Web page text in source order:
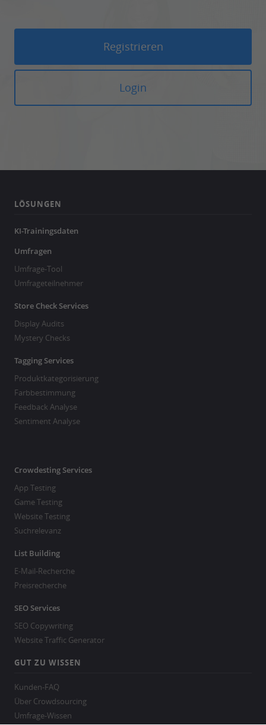
Registrieren
Login
LÖSUNGEN
KI-Trainingsdaten
Umfragen
Umfrage-Tool
Umfrageteilnehmer
Store Check Services
Display Audits
Mystery Checks
Tagging Services
Produktkategorisierung
Farbbestimmung
Feedback Analyse
Sentiment Analyse
Crowdesting Services
App Testing
Game Testing
Website Testing
Suchrelevanz
List Building
E-Mail-Recherche
Preisrecherche
SEO Services
SEO Copywriting
Website Traffic Generator
GUT ZU WISSEN
Kunden-FAQ
Über Crowdsourcing
Umfrage-Wissen